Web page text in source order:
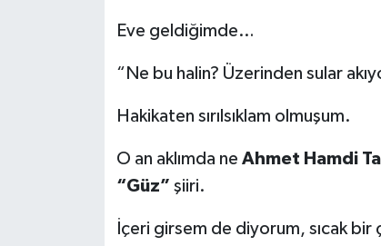
Eve geldiğimde…
“Ne bu halin? Üzerinden sular
Hakikaten sırılsıklam olmuşum.
O an aklımda ne Ahmet Hamdi
“Güz” şiiri.
İçeri girsem de diyorum, sıcak bir